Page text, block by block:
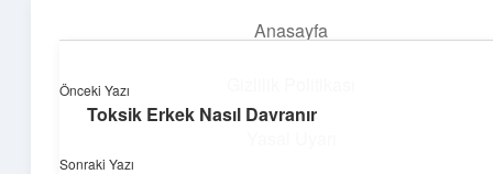
Anasayfa
Önceki Yazı
Toksik Erkek Nasıl Davranır
Sonraki Yazı